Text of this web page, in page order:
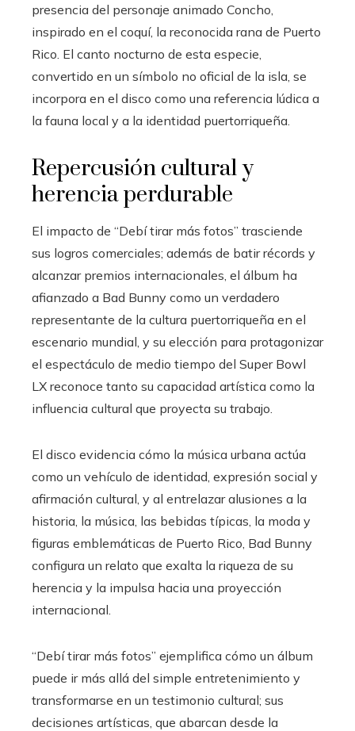
presencia del personaje animado Concho,
inspirado en el coquí, la reconocida rana de Puerto
Rico. El canto nocturno de esta especie,
convertido en un símbolo no oficial de la isla, se
incorpora en el disco como una referencia lúdica a
la fauna local y a la identidad puertorriqueña.
Repercusión cultural y
herencia perdurable
El impacto de “Debí tirar más fotos” trasciende
sus logros comerciales; además de batir récords y
alcanzar premios internacionales, el álbum ha
afianzado a Bad Bunny como un verdadero
representante de la cultura puertorriqueña en el
escenario mundial, y su elección para protagonizar
el espectáculo de medio tiempo del Super Bowl
LX reconoce tanto su capacidad artística como la
influencia cultural que proyecta su trabajo.
El disco evidencia cómo la música urbana actúa
como un vehículo de identidad, expresión social y
afirmación cultural, y al entrelazar alusiones a la
historia, la música, las bebidas típicas, la moda y
figuras emblemáticas de Puerto Rico, Bad Bunny
configura un relato que exalta la riqueza de su
herencia y la impulsa hacia una proyección
internacional.
“Debí tirar más fotos” ejemplifica cómo un álbum
puede ir más allá del simple entretenimiento y
transformarse en un testimonio cultural; sus
decisiones artísticas, que abarcan desde la